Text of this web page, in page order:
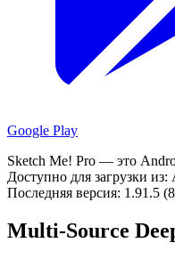
Google Play
Sketch Me! Pro — это
Доступно для загрузки
Последняя версия: 1.91.5
Multi-Source